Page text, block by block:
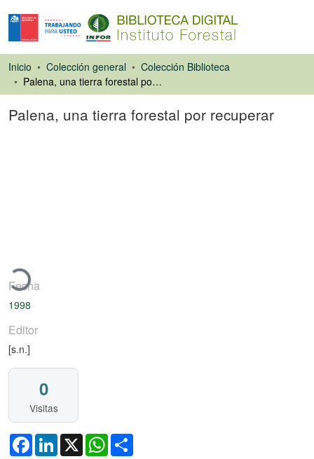
Inicio Colección general
Colección Biblioteca
Palena, una tierra forestal por recuperar
Palena, una tierra forestal por recuperar
Fecha
1998
Editor
[s.n.]
0
Visitas
FacebookLinkedIn
X WhatsApp